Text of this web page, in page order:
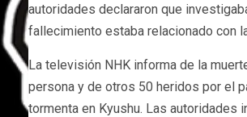
autoridades declararon que
fallecimiento estaba relacionado con
La televisión NHK informa de la
persona y de otros 50 heridos por el
tormenta en Kyushu. Las autoridades